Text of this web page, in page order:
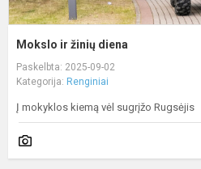
Mokslo ir žinių diena
Paskelbta: 2025-09-02
Kategorija: Renginiai
Į mokyklos kiemą vėl sugrįžo Rugsėjis